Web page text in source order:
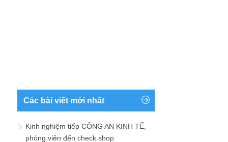
Các bài viết mới nhất
Kinh nghiệm tiếp CÔNG AN KINH TẾ,
phóng viên đến check shop